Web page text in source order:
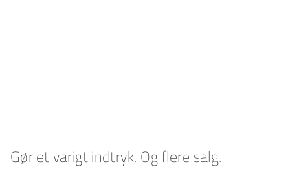
Gør et varigt indtryk. Og flere salg.